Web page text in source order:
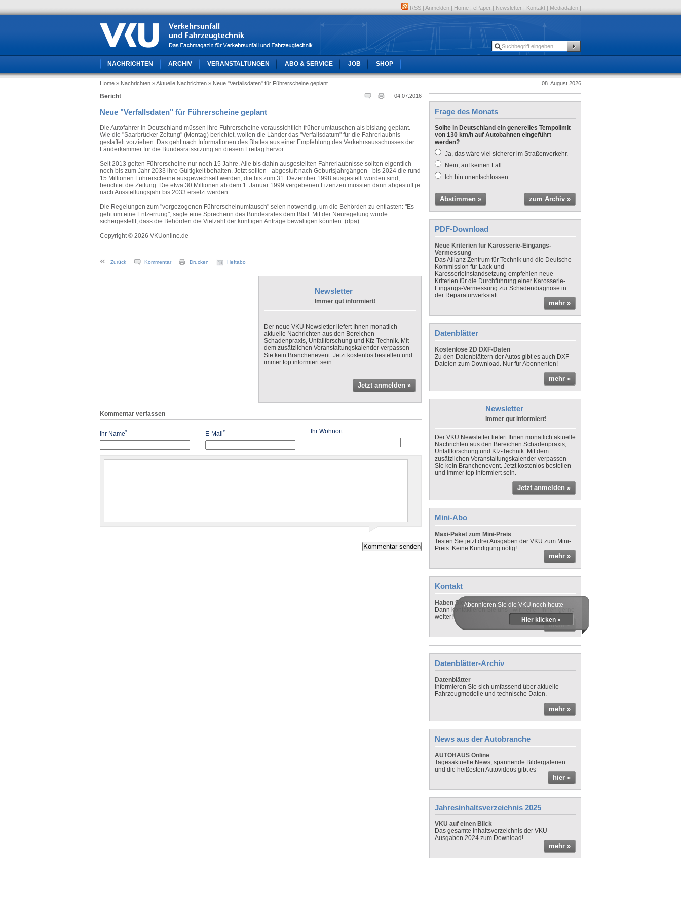
RSS | Anmelden | Home | ePaper | Newsletter | Kontakt | Mediadaten |
NACHRICHTEN ARCHIV VERANSTALTUNGEN ABO & SERVICE JOB SHOP
Home » Nachrichten » Aktuelle Nachrichten » Neue "Verfallsdaten" für Führerscheine geplant 08. August 2026
04.07.2016
Bericht
Neue "Verfallsdaten" für Führerscheine geplant
Die Autofahrer in Deutschland müssen ihre Führerscheine voraussichtlich früher umtauschen als bislang geplant.
Wie die "Saarbrücker Zeitung" (Montag) berichtet, wollen die Länder das "Verfallsdatum" für die Fahrerlaubnis
gestaffelt vorziehen. Das geht nach Informationen des Blattes aus einer Empfehlung des Verkehrsausschusses der
Länderkammer für die Bundesratssitzung an diesem Freitag hervor.
Seit 2013 gelten Führerscheine nur noch 15 Jahre. Alle bis dahin ausgestellten Fahrerlaubnisse sollten eigentlich
noch bis zum Jahr 2033 ihre Gültigkeit behalten. Jetzt sollten - abgestuft nach Geburtsjahrgängen - bis 2024 die rund
15 Millionen Führerscheine ausgewechselt werden, die bis zum 31. Dezember 1998 ausgestellt worden sind,
berichtet die Zeitung. Die etwa 30 Millionen ab dem 1. Januar 1999 vergebenen Lizenzen müssten dann abgestuft je
nach Ausstellungsjahr bis 2033 ersetzt werden.
Die Regelungen zum "vorgezogenen Führerscheinumtausch" seien notwendig, um die Behörden zu entlasten: "Es
geht um eine Entzerrung", sagte eine Sprecherin des Bundesrates dem Blatt. Mit der Neuregelung würde
sichergestellt, dass die Behörden die Vielzahl der künftigen Anträge bewältigen könnten. (dpa)
Copyright © 2026 VKUonline.de
Zurück Kommentar Drucken Heftabo
Newsletter
Immer gut informiert!
Der neue VKU Newsletter liefert Ihnen monatlich
aktuelle Nachrichten aus den Bereichen
Schadenpraxis, Unfallforschung und Kfz-Technik. Mit
dem zusätzlichen Veranstaltungskalender verpassen
Sie kein Branchenevent. Jetzt kostenlos bestellen und
immer top informiert sein.
Jetzt anmelden »
Kommentar verfassen
Ihr Name* E-Mail * Ihr Wohnort
Frage des Monats
Sollte in Deutschland ein generelles Tempolimit
von 130 km/h auf Autobahnen eingeführt
werden?
Ja, das wäre viel sicherer im Straßenverkehr.
Nein, auf keinen Fall.
Ich bin unentschlossen.
Abstimmen » zum Archiv »
PDF-Download
Neue Kriterien für Karosserie-Eingangs-
Vermessung
Das Allianz Zentrum für Technik und die Deutsche
Kommission für Lack und
Karosserieinstandsetzung empfehlen neue
Kriterien für die Durchführung einer Karosserie-
Eingangs-Vermessung zur Schadendiagnose in
der Reparaturwerkstatt.
mehr »
Datenblätter
Kostenlose 2D DXF-Daten
Zu den Datenblättern der Autos gibt es auch DXF-
Dateien zum Download. Nur für Abonnenten!
mehr »
Newsletter
Immer gut informiert!
Der VKU Newsletter liefert Ihnen monatlich aktuelle
Nachrichten aus den Bereichen Schadenpraxis,
Unfallforschung und Kfz-Technik. Mit dem
zusätzlichen Veranstaltungskalender verpassen
Sie kein Branchenevent. Jetzt kostenlos bestellen
und immer top informiert sein.
Jetzt anmelden »
Mini-Abo
Maxi-Paket zum Mini-Preis
Testen Sie jetzt drei Ausgaben der VKU zum Mini-
Preis. Keine Kündigung nötig!
mehr »
Kontakt
Haben Sie noch Fragen?
Dann kontaktieren Sie uns - wir helfen Ihnen gerne
weiter!
mehr »
Abonnieren Sie die VKU noch heute
Hier klicken »
Datenblätter-Archiv
Datenblätter
Informieren Sie sich umfassend über aktuelle
Fahrzeugmodelle und technische Daten.
mehr »
News aus der Autobranche
AUTOHAUS Online
Tagesaktuelle News, spannende Bildergalerien
und die heißesten Autovideos gibt es
hier »
Jahresinhaltsverzeichnis 2025
VKU auf einen Blick
Das gesamte Inhaltsverzeichnis der VKU-
Ausgaben 2024 zum Download!
mehr »